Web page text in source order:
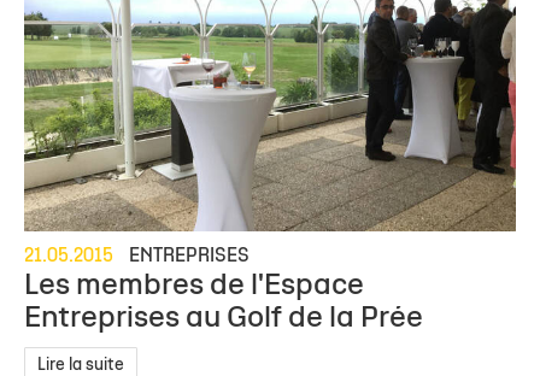
21.05.2015 ENTREPRISES
Les membres de l'Espace
Entreprises au Golf de la Prée
Lire la suite